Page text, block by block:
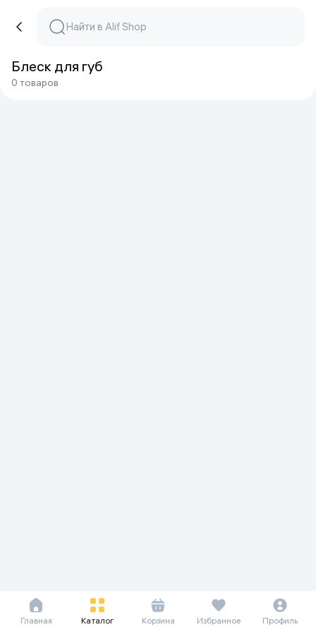
Блеск для губ
0 товаров
Главная Каталог Корзина Избранное Профиль